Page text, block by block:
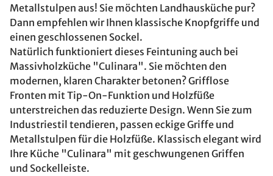
Metallstulpen aus! Sie möchten Landhausküche pur?
Dann empfehlen wir Ihnen klassische Knopfgriffe und
einen geschlossenen Sockel.
Natürlich funktioniert dieses Feintuning auch bei
Massivholzküche "Culinara". Sie möchten den
modernen, klaren Charakter betonen? Grifflose
Fronten mit Tip-On-Funktion und Holzfüße
unterstreichen das reduzierte Design. Wenn Sie zum
Industriestil tendieren, passen eckige Griffe und
Metallstulpen für die Holzfüße. Klassisch elegant wird
Ihre Küche "Culinara" mit geschwungenen Griffen
und Sockelleiste.